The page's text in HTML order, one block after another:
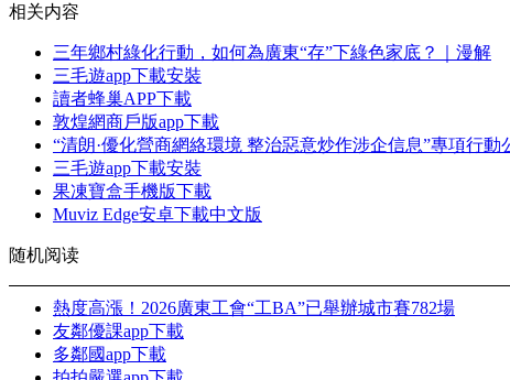
相关内容
三年鄉村綠化行動，如何為廣東“存”下綠色家底？｜漫解
三毛遊app下載安裝
讀者蜂巢APP下載
敦煌網商戶版app下載
“清朗·優化營商網絡環境 整治惡意炒作涉企信息”專項行動
三毛遊app下載安裝
果凍寶盒手機版下載
Muviz Edge安卓下載中文版
随机阅读
熱度高漲！2026廣東工會“工BA”已舉辦城市賽782場
友鄰優課app下載
多鄰國app下載